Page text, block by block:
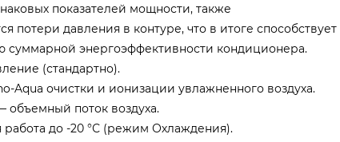
показателей мощности, также
потери давления в контуре, что в итоге способствует
энергоэффективности кондиционера.
(стандартно).
Aqua очистки и ионизации увлажненного воздуха.
объемный поток воздуха.
работа до -20 °С (режим Охлаждения).